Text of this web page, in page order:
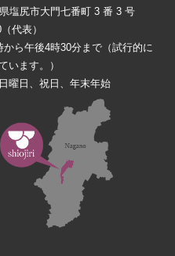
塩尻市大門七番町 3 番 3 号
代表）
から午後4時30分まで（試行的に
います。）
曜日、祝日、年末年始